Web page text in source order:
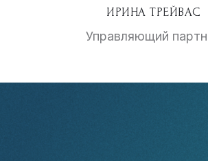
ИРИНА ТРЕЙВАС
Управляющий